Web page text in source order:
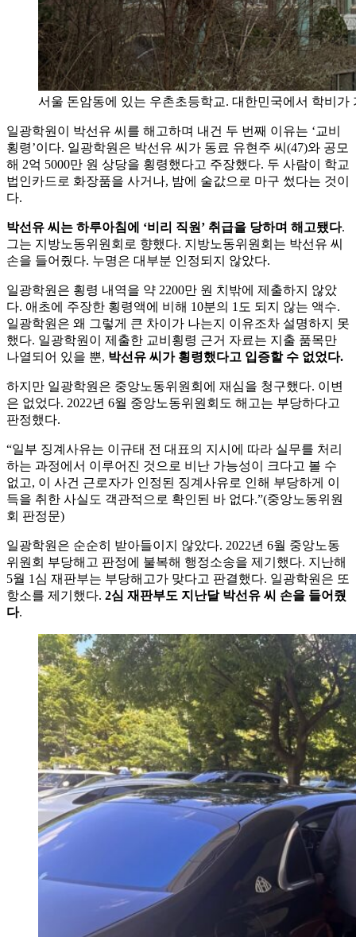
서울 돈암동에 있는 우촌초등학교. 대한민국에서 학비
일광학원이 박선유 씨를 해고하며 내건 두 번째 이유는 ‘교비
횡령’이다. 일광학원은 박선유 씨가 동료 유현주 씨(47)와 공모
해 2억 5000만 원 상당을 횡령했다고 주장했다. 두 사람이 학교
법인카드로 화장품을 사거나, 밤에 술값으로 마구 썼다는 것이
다.
박선유 씨는 하루아침에 ‘비리 직원’ 취급을 당하며 해고됐다.
그는 지방노동위원회로 향했다. 지방노동위원회는 박선유 씨
손을 들어줬다. 누명은 대부분 인정되지 않았다.
일광학원은 횡령 내역을 약 2200만 원 치밖에 제출하지 않았
다. 애초에 주장한 횡령액에 비해 10분의 1도 되지 않는 액수.
일광학원은 왜 그렇게 큰 차이가 나는지 이유조차 설명하지 못
했다. 일광학원이 제출한 교비횡령 근거 자료는 지출 품목만
나열되어 있을 뿐, 박선유 씨가 횡령했다고 입증할 수 없었다.
하지만 일광학원은 중앙노동위원회에 재심을 청구했다. 이변
은 없었다. 2022년 6월 중앙노동위원회도 해고는 부당하다고
판정했다.
“일부 징계사유는 이규태 전 대표의 지시에 따라 실무를 처리
하는 과정에서 이루어진 것으로 비난 가능성이 크다고 볼 수
없고, 이 사건 근로자가 인정된 징계사유로 인해 부당하게 이
득을 취한 사실도 객관적으로 확인된 바 없다.”(중앙노동위원
회 판정문)
일광학원은 순순히 받아들이지 않았다. 2022년 6월 중앙노동
위원회 부당해고 판정에 불복해 행정소송을 제기했다. 지난해
5월 1심 재판부는 부당해고가 맞다고 판결했다. 일광학원은 또
항소를 제기했다. 2심 재판부도 지난달 박선유 씨 손을 들어줬
다.